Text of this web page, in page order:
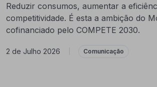
Reduzir consumos, aumentar a
competitividade. É esta a ambição do
cofinanciado pelo COMPETE 2030.
2 de Julho 2026 Comunicação